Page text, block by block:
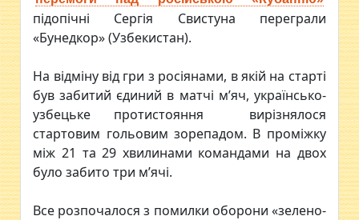
підопічні Сергія Свистуна переграли
«Бунедкор» (Узбекистан).
На відміну від гри з росіянами, в якій на старті
був забитий єдиний в матчі м’яч, українсько-
узбецьке протистояння вирізнялося
стартовим гольовим зорепадом. В проміжку
між 21 та 29 хвилинами командами на двох
було забито три м’ячі.
Все розпочалося з помилки оборони «зелено-